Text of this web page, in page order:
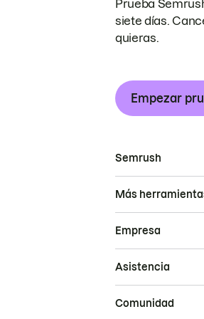
Prueba
siete días.
quieras.
Empezar
Semrush
Más
Empresa
Asistencia
Comunidad